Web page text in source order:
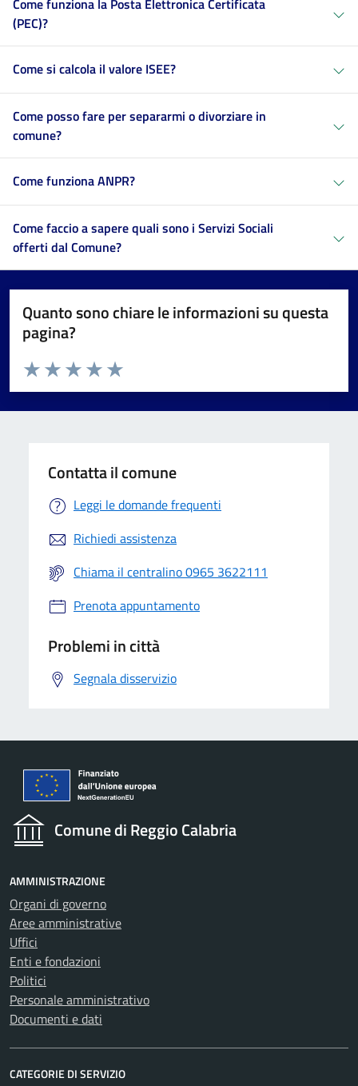
Come funziona la Posta Elettronica Certificata
(PEC)?
Come si calcola il valore ISEE?
Come posso fare per separarmi o divorziare in
comune?
Come funziona ANPR?
Come faccio a sapere quali sono i Servizi Sociali
offerti dal Comune?
Quanto sono chiare le informazioni su questa
pagina?
Valuta da 1 a 5 stelle la pagina
Valuta 5 stelle su 5
Valuta 4 stelle su 5
Valuta 3 stelle su 5
Valuta 2 stelle su 5
Valuta 1 stelle su 5
Contatta il comune
Leggi le domande frequenti
Richiedi assistenza
Chiama il centralino 0965 3622111
Prenota appuntamento
Problemi in città
Segnala disservizio
Comune di Reggio Calabria
AMMINISTRAZIONE
Organi di governo
Aree amministrative
Uffici
Enti e fondazioni
Politici
Personale amministrativo
Documenti e dati
CATEGORIE DI SERVIZIO